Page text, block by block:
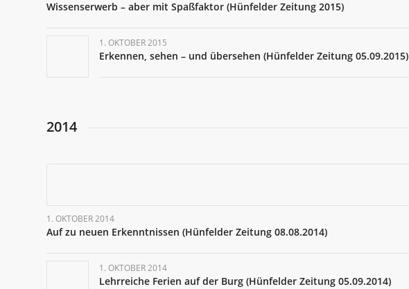
Wissenserwerb – aber mit Spaßfaktor (Hünfelder Zeitung 2015)
1. OKTOBER 2015
Erkennen, sehen – und übersehen (Hünfelder Zeitung 05.09.2015)
2014
1. OKTOBER 2014
Auf zu neuen Erkenntnissen (Hünfelder Zeitung 08.08.2014)
1. OKTOBER 2014
Lehrreiche Ferien auf der Burg (Hünfelder Zeitung 05.09.2014)